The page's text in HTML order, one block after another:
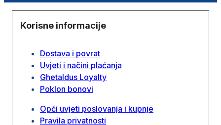
Korisne informacije
Dostava i povrat
Uvjeti i načini plaćanja
Ghetaldus Loyalty
Poklon bonovi
Opći uvjeti poslovanja i kupnje
Pravila privatnosti